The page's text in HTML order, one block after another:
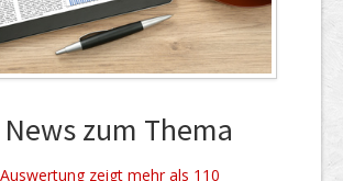
zum Thema
Auswertung zeigt mehr als 110